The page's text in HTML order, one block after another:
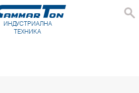
ИНДУСТРИАЛНА
ТЕХНИКА